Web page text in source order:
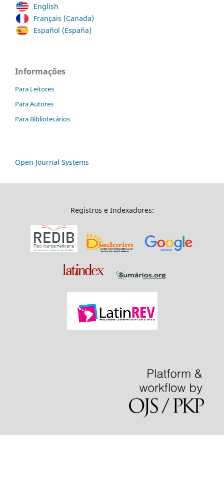
English
Français (Canada)
Español (España)
Informações
Para Leitores
Para Autores
Para Bibliotecários
Open Journal Systems
Registros e Indexadores: